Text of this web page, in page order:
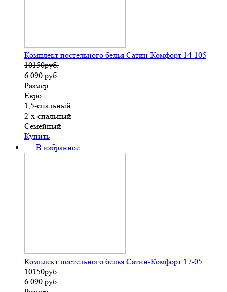
Комплект постельного белья Сатин-Комфорт 14-105
10150руб.
6 090 руб.
Размер:
Евро
1,5-спальный
2-х-спальный
Семейный
Купить
В избранное
Комплект постельного белья Сатин-Комфорт 17-05
10150руб.
6 090 руб.